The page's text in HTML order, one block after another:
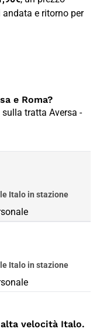
e ritorno per
e Roma?
tratta Aversa -
Italo in stazione
Italo in stazione
velocità Italo.